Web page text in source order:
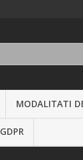
MODALITATI
GDPR